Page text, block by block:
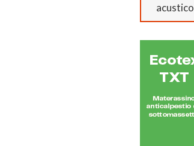
acustico